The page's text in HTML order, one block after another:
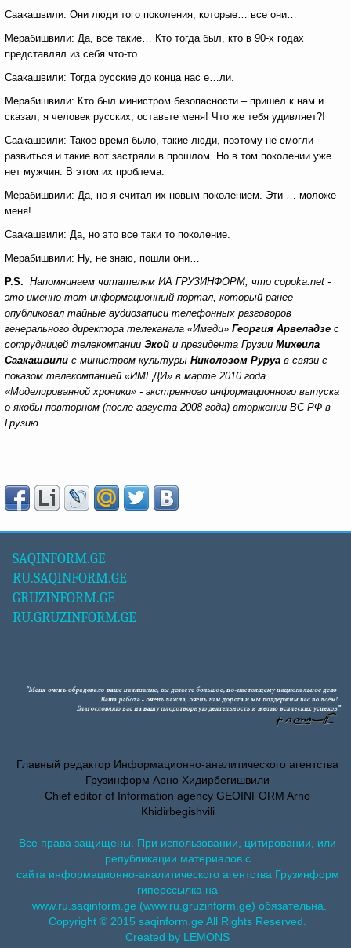
Саакашвили: Они люди того поколения, которые… все они…
Мерабишвили: Да, все такие… Кто тогда был, кто в 90-х годах
представлял из себя что-то…
Саакашвили: Тогда русские до конца нас е…ли.
Мерабишвили: Кто был министром безопасности – пришел к нам и
сказал, я человек русских, оставьте меня! Что же тебя удивляет?!
Саакашвили: Такое время было, такие люди, поэтому не смогли
развиться и такие вот застряли в прошлом. Но в том поколении уже
нет мужчин. В этом их проблема.
Мерабишвили: Да, но я считал их новым поколением. Эти … моложе
меня!
Саакашвили: Да, но это все таки то поколение.
Мерабишвили: Ну, не знаю, пошли они…
P.S. Напомнинаем читателям ИА ГРУЗИНФОРМ, что copoka.net -
это именно тот информационный портал, который ранее
опубликовал тайные аудиозаписи телефонных разговоров
генерального директора телеканала «Имеди» Георгия Арвеладзе с
сотрудницей телекомпании Экой и президента Грузии Михеила
Саакашвили с министром культуры Николозом Руруа в связи с
показом телекомпанией «ИМЕДИ» в марте 2010 года
«Моделированной хроники» - экстренного информационного выпуска
о якобы повторном (после августа 2008 года) вторжении ВС РФ в
Грузию.
SAQINFORM.GE
RU.SAQINFORM.GE
GRUZINFORM.GE
RU.GRUZINFORM.GE
Главный редактор Информационно-аналитического агентства
Грузинформ Арно Хидирбегишвили
Chief editor of Information agency GEOINFORM Arno
Khidirbegishvili
Все права защищены. При использовании, цитировании, или
републикации материалов с
сайта информационно-аналитического агентства Грузинформ
гиперссылка на
www.ru.saqinform.ge (www.ru.gruzinform.ge) обязательна.
Copyright © 2015 saqinform.ge All Rights Reserved.
Created by LEMONS